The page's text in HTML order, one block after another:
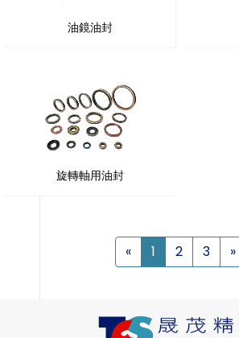
油鏡油封
旋轉軸用油封
« 1 2 3 »